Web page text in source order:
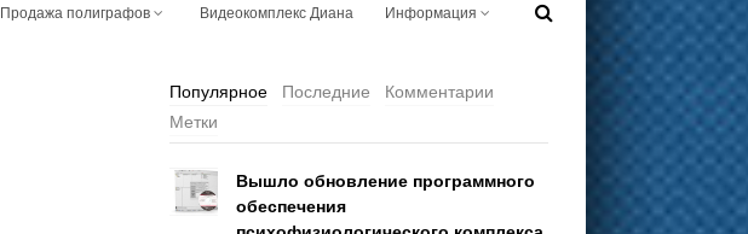
Продажа полиграфов Видеокомплекс Диана Информация
Популярное Последние
Комментарии
Метки
Вышло обновление программного
обеспечения